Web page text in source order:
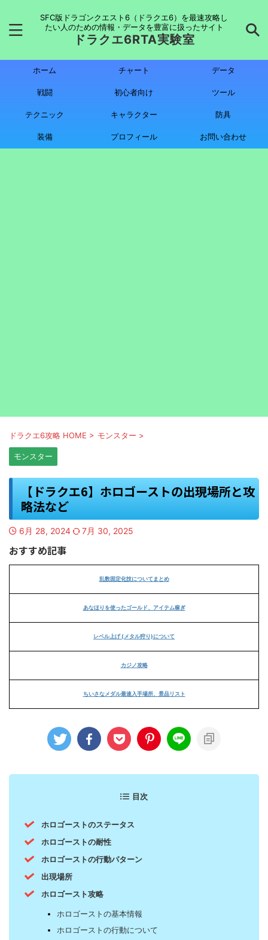
SFC版ドラゴンクエスト6（ドラクエ6）を最速攻略し
たい人のための情報・データを豊富に扱ったサイト
ドラクエ6RTA実験室
ホーム チャート データ
戦闘 初心者向け ツール
テクニック キャラクター 防具
装備 プロフィール お問い合わせ
ドラクエ6攻略 HOME > モンスター >
モンスター
【ドラクエ6】ホロゴーストの出現場所と攻
略法など
6月 28, 2024 7月 30, 2025
おすすめ記事
乱数固定化技についてまとめ
あなほりを使ったゴールド、アイテム稼ぎ
レベル上げ (メタル狩り)について
カジノ攻略
ちいさなメダル最速入手場所、景品リスト
目次
ホロゴーストのステータス
ホロゴーストの耐性
ホロゴーストの行動パターン
出現場所
ホロゴースト攻略
ホロゴーストの基本情報
ホロゴーストの行動について